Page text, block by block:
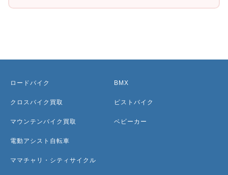
ロードバイク
クロスバイク買取
マウンテンバイク買取
電動アシスト自転車
ママチャリ・シティサイクル
BMX
ピストバイク
ベビーカー